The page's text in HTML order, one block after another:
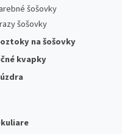
šošovky
šošovky
na šošovky
kvapky